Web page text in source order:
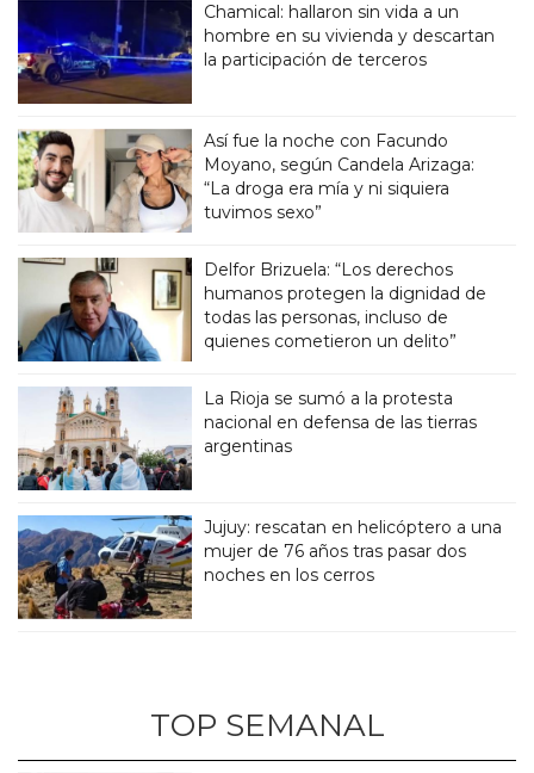
Chamical: hallaron sin vida a un
hombre en su vivienda y descartan
la participación de terceros
Así fue la noche con Facundo
Moyano, según Candela Arizaga:
“La droga era mía y ni siquiera
tuvimos sexo”
Delfor Brizuela: “Los derechos
humanos protegen la dignidad de
todas las personas, incluso de
quienes cometieron un delito”
La Rioja se sumó a la protesta
nacional en defensa de las tierras
argentinas
Jujuy: rescatan en helicóptero a una
mujer de 76 años tras pasar dos
noches en los cerros
TOP SEMANAL